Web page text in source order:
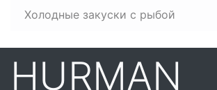
Холодные закуски с рыбой
HURMAN